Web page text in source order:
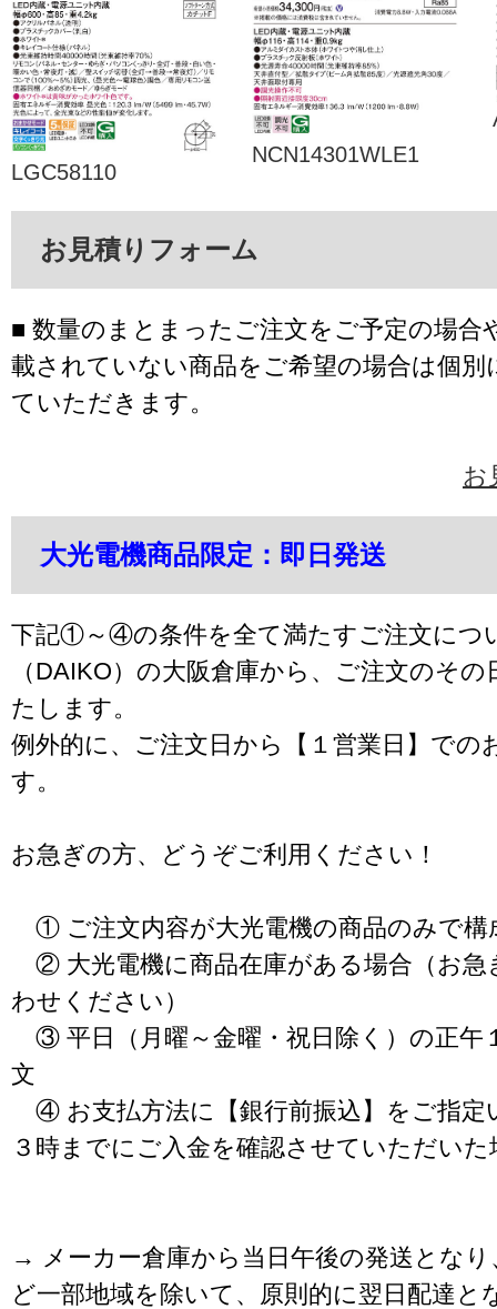
LGC58110
NCN14301WLE1
お見積りフォーム
■ 数量のまとまったご注文をご予定の場合
載されていない商品をご希望の場合は個別
ていただきます。
お
大光電機商品限定：即日発送
下記①～④の条件を全て満たすご注文につ
（DAIKO）の大阪倉庫から、ご注文のそ
たします。
例外的に、ご注文日から【１営業日】での
す。
お急ぎの方、どうぞご利用ください！
① ご注文内容が大光電機の商品のみで構
② 大光電機に商品在庫がある場合（お急
わせください）
③ 平日（月曜～金曜・祝日除く）の正午
文
④ お支払方法に【銀行前振込】をご指定
３時までにご入金を確認させていただいた
→ メーカー倉庫から当日午後の発送となり
ど一部地域を除いて、原則的に翌日配達と